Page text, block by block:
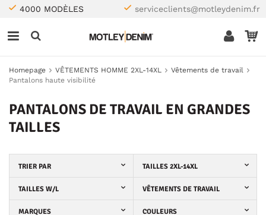
4000 MODÈLES serviceclients@motleydenim.fr
Homepage VÊTEMENTS HOMME 2XL-14XL
Vêtements de travail
Pantalons haute visibilité
PANTALONS DE TRAVAIL EN GRANDES
TAILLES
TRIER PAR TAILLES 2XL-14XL
TAILLES W/L VÊTEMENTS DE TRAVAIL
MARQUES COULEURS